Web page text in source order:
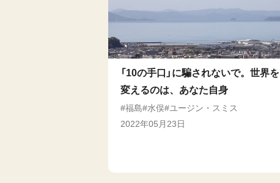
「10の手口」に騙されないで。世界を
変えるのは、あなた自身
福島 水俣 ユージン・スミス
2022年05月23日